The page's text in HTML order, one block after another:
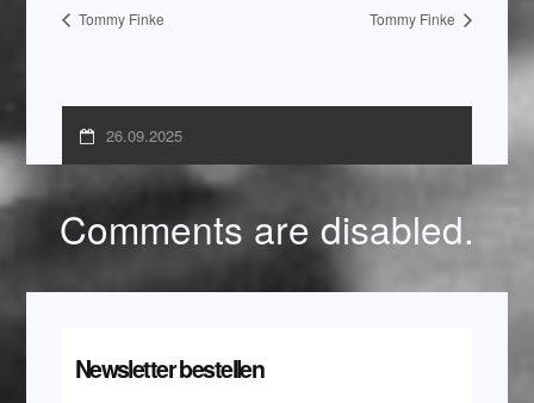
Tommy Finke Tommy Finke
26.09.2025
Comments are disabled.
Newsletter bestellen